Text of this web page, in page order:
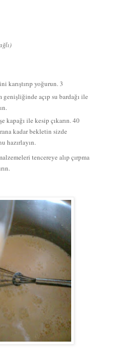
karıştırıp yoğurun. 3
açıp su bardağı ile
kapağı ile kesip çıkarın. 40
kadar bekletin sizde
hazırlayın.
tencereye alıp çırpma